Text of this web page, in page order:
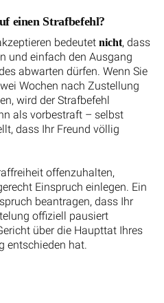
einen Strafbefehl?
bedeutet nicht, dass
und einfach den Ausgang
abwarten dürfen. Wenn Sie
Wochen nach Zustellung
wird der Strafbefehl
als vorbestraft – selbst
dass Ihr Freund völlig
offenzuhalten,
Einspruch einlegen. Ein
beantragen, dass Ihr
offiziell pausiert
über die Haupttat Ihres
entschieden hat.